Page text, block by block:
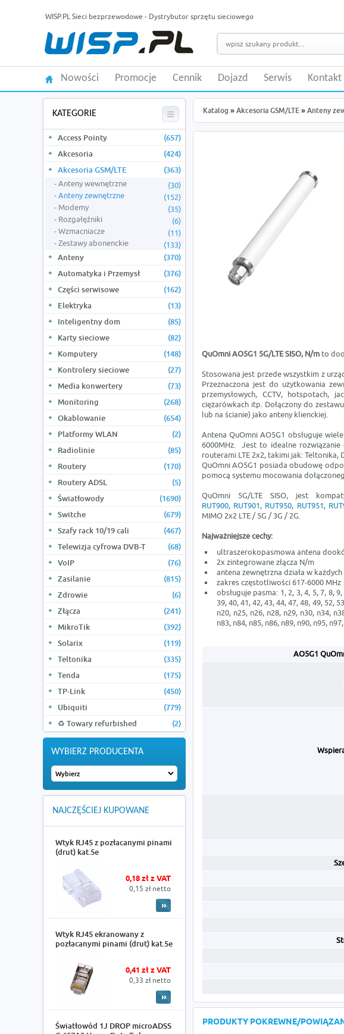
WISP.PL Sieci bezprzewodowe - Dystrybutor sprzętu sieciowego
Nowości Promocje Cennik Dojazd Serwis Kontakt
KATEGORIE
Access Pointy
(657)
Akcesoria
(424)
Akcesoria GSM/LTE
(363)
Anteny wewnętrzne
(30)
Anteny zewnętrzne
(152)
Modemy
(35)
Rozgałęźniki
(6)
Wzmacniacze
(11)
Zestawy abonenckie
(133)
Anteny
(370)
Automatyka i Przemysł
(376)
Części serwisowe
(162)
Elektryka
(13)
Inteligentny dom
(85)
Karty sieciowe
(82)
Komputery
(148)
Kontrolery sieciowe
(27)
Media konwertery
(73)
Monitoring
(268)
Okablowanie
(654)
Platformy WLAN
(2)
Radiolinie
(85)
Routery
(170)
Routery ADSL
(5)
Światłowody
(1690)
Switche
(679)
Szafy rack 10/19 cali
(467)
Telewizja cyfrowa DVB-T
(68)
VoIP
(76)
Zasilanie
(815)
Zdrowie
(6)
Złącza
(241)
MikroTik
(392)
Solarix
(119)
Teltonika
(335)
Tenda
(175)
TP-Link
(450)
Ubiquiti
(779)
♻️ Towary refurbished
(2)
WYBIERZ PRODUCENTA
NAJCZĘŚCIEJ KUPOWANE
Wtyk RJ45 z pozłacanymi pinami
(drut) kat.5e
0,18 zł z VAT
0,15 zł netto
Wtyk RJ45 ekranowany z
pozłacanymi pinami (drut) kat.5e
0,41 zł z VAT
0,33 zł netto
Światłowód 1J DROP microADSS
Katalog » Akcesoria GSM/LTE » Anteny
QuOmni AO5G1 5G/LTE SISO, N/m to
Stosowana jest przede wszystkim z
Przeznaczona jest do użytkowania
przemysłowych, CCTV, hotspotach,
ciężarówkach itp. Dołączony do
lub na ścianie) jako anteny klienckiej.
Antena QuOmni AO5G1 obsługuje
6000MHz. Jest to idealne rozwiązanie
routerami LTE 2x2, takimi jak: Teltonika,
QuOmni AO5G1 posiada obudowę
pomocą systemu mocowania
QuOmni 5G/LTE SISO, jest
RUT900, RUT901, RUT950, RUT951,
MIMO 2x2 LTE / 5G / 3G / 2G.
Najważniejsze cechy:
ultraszerokopasmowa antena
2x zintegrowane złącza N/m
antena zewnętrzna działa w
zakres częstotliwości 617-6000 MHz
obsługuje pasma: 1, 2, 3, 4, 5, 7, 8,
39, 40, 41, 42, 43, 44, 47, 48, 49, 52,
n20, n25, n26, n28, n29, n30, n34,
n83, n84, n85, n86, n89, n90, n95,
AO5G1
PRODUKTY POKREWNE/